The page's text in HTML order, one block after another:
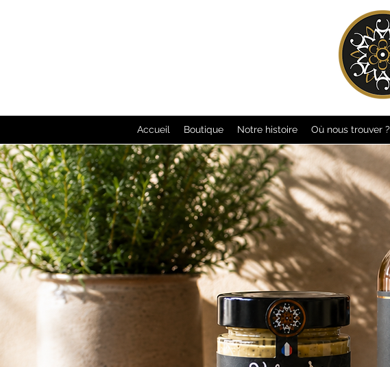
Accueil Boutique Notre histoire Où nous trouver ?